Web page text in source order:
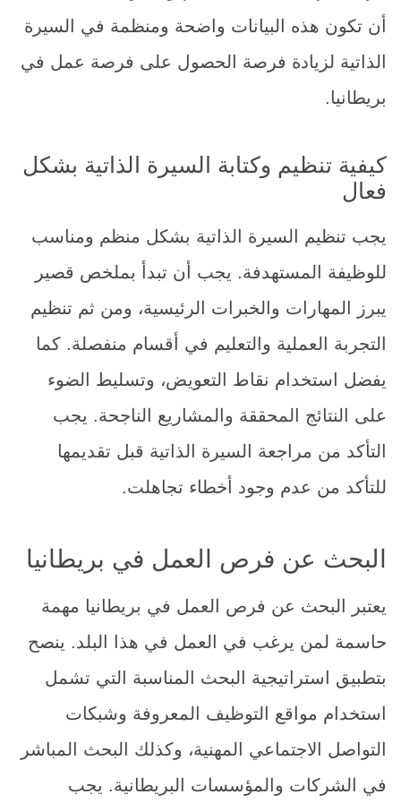
أن تكون هذه البيانات واضحة ومنظمة في السيرة
الذاتية لزيادة فرصة الحصول على فرصة عمل في
بريطانيا.
كيفية تنظيم وكتابة السيرة الذاتية بشكل
فعال
يجب تنظيم السيرة الذاتية بشكل منظم ومناسب
للوظيفة المستهدفة. يجب أن تبدأ بملخص قصير
يبرز المهارات والخبرات الرئيسية، ومن ثم تنظيم
التجربة العملية والتعليم في أقسام منفصلة. كما
يفضل استخدام نقاط التعويض، وتسليط الضوء
على النتائج المحققة والمشاريع الناجحة. يجب
التأكد من مراجعة السيرة الذاتية قبل تقديمها
للتأكد من عدم وجود أخطاء تجاهلت.
البحث عن فرص العمل في بريطانيا
يعتبر البحث عن فرص العمل في بريطانيا مهمة
حاسمة لمن يرغب في العمل في هذا البلد. ينصح
بتطبيق استراتيجية البحث المناسبة التي تشمل
استخدام مواقع التوظيف المعروفة وشبكات
التواصل الاجتماعي المهنية، وكذلك البحث المباشر
في الشركات والمؤسسات البريطانية. يجب